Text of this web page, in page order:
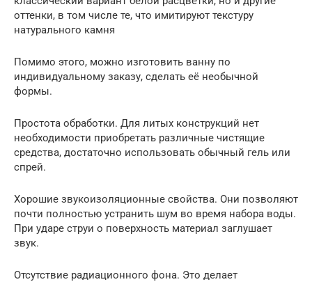
оттенки, в том числе те, что имитируют текстуру
натурального камня
Помимо этого, можно изготовить ванну по
индивидуальному заказу, сделать её необычной
формы.
Простота обработки. Для литых конструкций нет
необходимости приобретать различные чистящие
средства, достаточно использовать обычный гель или
спрей.
Хорошие звукоизоляционные свойства. Они позволяют
почти полностью устранить шум во время набора воды.
При ударе струи о поверхность материал заглушает
звук.
Отсутствие радиационного фона. Это делает